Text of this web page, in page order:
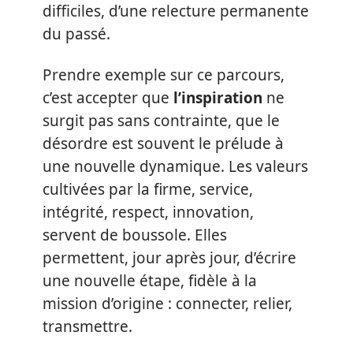
difficiles, d’une relecture permanente
du passé.
Prendre exemple sur ce parcours,
c’est accepter que l’inspiration ne
surgit pas sans contrainte, que le
désordre est souvent le prélude à
une nouvelle dynamique. Les valeurs
cultivées par la firme, service,
intégrité, respect, innovation,
servent de boussole. Elles
permettent, jour après jour, d’écrire
une nouvelle étape, fidèle à la
mission d’origine : connecter, relier,
transmettre.